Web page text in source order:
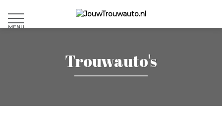
MENU
Trouwauto's